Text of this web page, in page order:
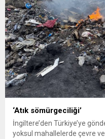
‘Atık sömürgeciliği’
İngiltere’den Türkiye’ye
yoksul mahallelerde çevre ve